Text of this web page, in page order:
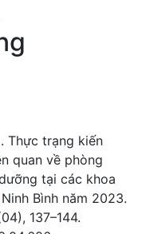
Thực trạng kiến
quan về phòng
tại các khoa
Bình năm 2023.
137–144.